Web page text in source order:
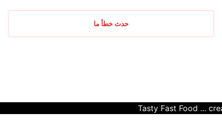
حدث خطأ ما
Tasty Fast Food ...